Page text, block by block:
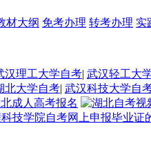
材大纲 免考办理 转考办理 实
汉理工大学自考| 武汉轻工大
北大学自考| 武汉科技大学自
技学院自考网上申报毕业证